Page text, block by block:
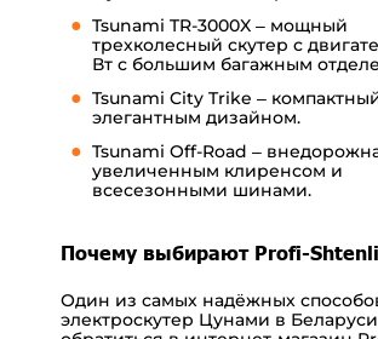
Tsunami TR-3000X – мощный
трехколесный скутер с
Вт с большим багажным
Tsunami City Trike –
элегантным дизайном.
Tsunami Off-Road –
увеличенным клиренсом и
всесезонными шинами.
Почему выбирают Profi-
Один из самых надёжных
электроскутер Цунами в